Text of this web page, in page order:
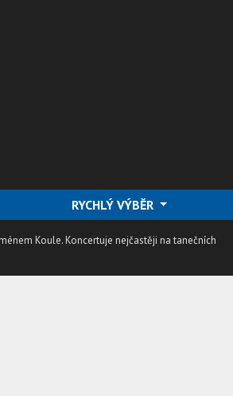
RYCHLÝ VÝBĚR
Koule. Koncertuje nejčastěji na tanečních